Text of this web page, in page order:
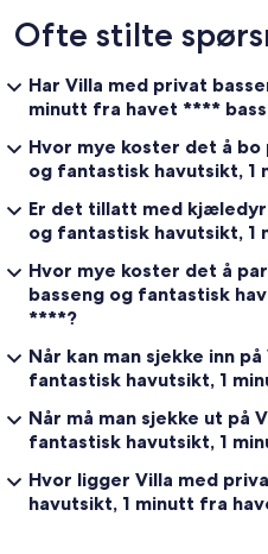
Ofte stilte
Har Villa med privat
minutt fra havet ****
Hvor mye koster det å bo
og fantastisk havutsikt,
Er det tillatt med
og fantastisk havutsikt,
Hvor mye koster det å
basseng og fantastisk
****?
Når kan man sjekke inn
fantastisk havutsikt, 1
Når må man sjekke ut på
fantastisk havutsikt, 1
Hvor ligger Villa med
havutsikt, 1 minutt fra